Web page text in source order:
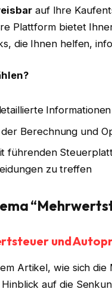
auf Ihre
Plattform bietet
die Ihnen helfen,
Berechnung und
führenden
zu treffen
und
Artikel, wie sich
auf die